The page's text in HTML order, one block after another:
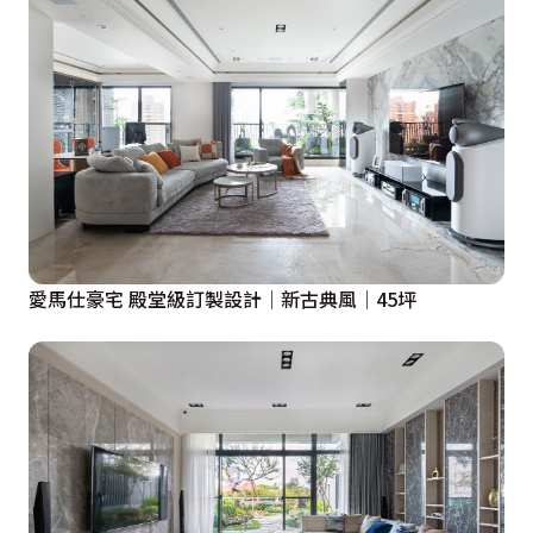
愛馬仕豪宅 殿堂級訂製設計│新古典風│45坪